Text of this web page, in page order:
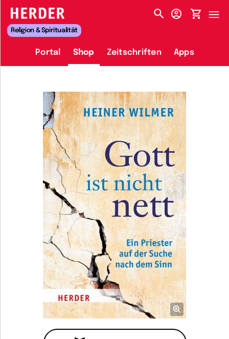
HERDER-MENÜ
Religion & Spiritualität
Portal Shop Zeitschriften Apps